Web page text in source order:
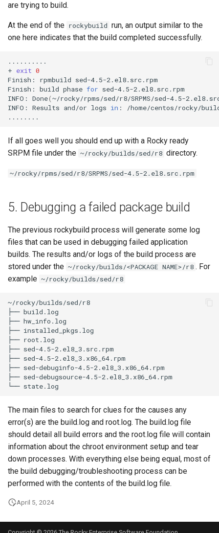
are trying to build.
At the end of the rockybuild run, an output similar to the
one here indicates that the build completed successfully.
..........
+ exit 0
Finish:
rpmbuild sed-4.5-2.el8.src.rpm
Finish:
build phase for sed-4.5-2.el8.src.rpm
INFO:
Done(~/rocky/rpms/sed/r8/SRPMS/sed-4.5-
INFO:
Results and/or logs in :
/home/centos/rocky/
If all goes well you should end up with a Rocky ready
SRPM file under the ~/rocky/builds/sed/r8 directory.
~/rocky/rpms/sed/r8/SRPMS/sed-4.5-2.el8.src.rpm
5. Debugging a failed package build
The previous rockybuild process will generate some log
files that can be used in debugging failed application
builds. The results and/or logs of the build process are
stored under the ~/rocky/builds/<PACKAGE NAME>/r8 . For
example ~/rocky/builds/sed/r8
~/rocky/builds/sed/r8
├── build.log
├── hw_info.log
├── installed_pkgs.log
├── root.log
├── sed-4.5-2.el8_3.src.rpm
├── sed-4.5-2.el8_3.x86_64.rpm
├── sed-debuginfo-4.5-2.el8_3.x86_64.rpm
├── sed-debugsource-4.5-2.el8_3.x86_64.rpm
└──
The main files to search for clues for the causes any
error(s) are the build.log and root.log. The build.log file
should detail all build errors and the root.log file will contain
information about the chroot environment setup and tear
down processes. With everything else being equal, most of
the build debugging/troubleshooting process can be
performed with the contents of the build.log file.
April 5, 2024